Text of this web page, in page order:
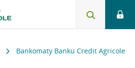
Bankomaty Banku Credit Agricole